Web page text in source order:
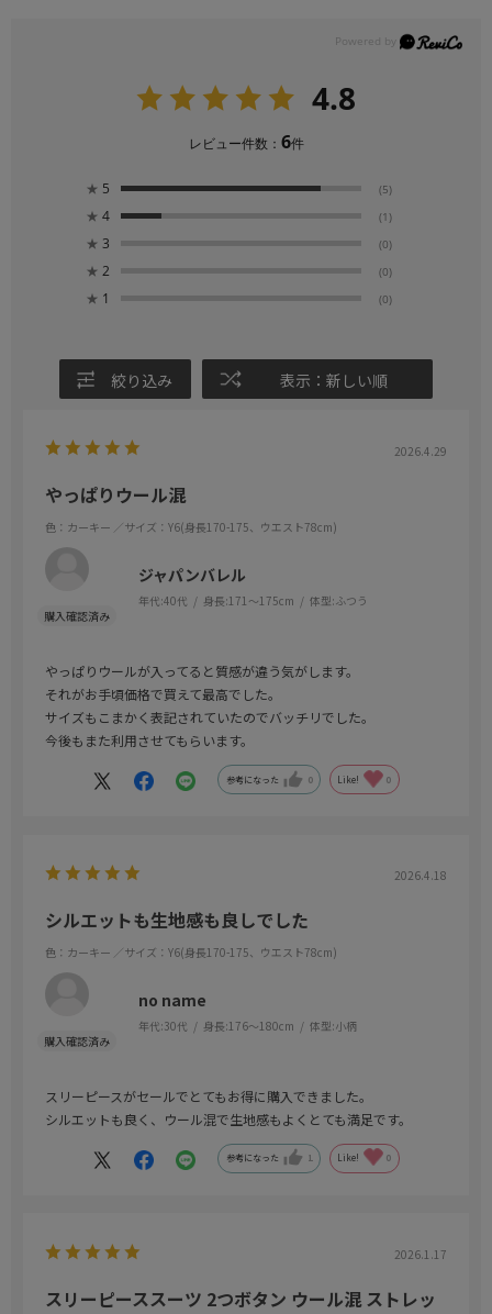
4.8
レビュー件数： 6件
★ 5 (5)
★ 4 (1)
★ 3 (0)
★ 2 (0)
★ 1 (0)
絞り込み 表示：新しい順
2026.4.29
やっぱりウール混
色：カーキー ／サイズ：Y6(身長170-175、ウエスト78cm)
ジャパンバレル
年代:40代 身長:171～175cm 体型:ふつう
やっぱりウールが入ってると質感が違う気がします。
それがお手頃価格で買えて最高でした。
サイズもこまかく表記されていたのでバッチリでした。
今後もまた利用させてもらいます。
参考になった 0 Like! 0
2026.4.18
シルエットも生地感も良しでした
色：カーキー ／サイズ：Y6(身長170-175、ウエスト78cm)
no name
年代:30代 身長:176～180cm 体型:小柄
スリーピースがセールでとてもお得に購入できました。
シルエットも良く、ウール混で生地感もよくとても満足です。
参考になった 1 Like! 0
2026.1.17
スリーピーススーツ 2つボタン ウール混 ストレッ